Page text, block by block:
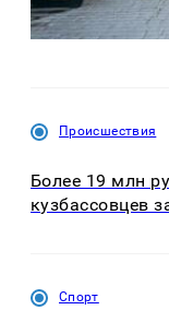
Происшествия
Более 19 млн
кузбассовцев
Спорт